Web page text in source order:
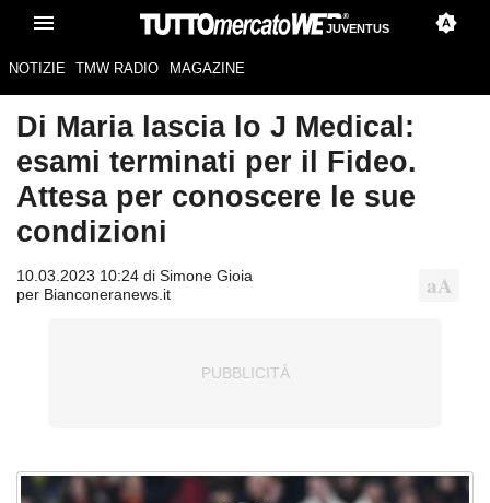
JUVENTUS
NOTIZIE TMW RADIO MAGAZINE
Di Maria lascia lo J Medical:
esami terminati per il Fideo.
Attesa per conoscere le sue
condizioni
10.03.2023 10:24 di Simone Gioia
per Bianconeranews.it